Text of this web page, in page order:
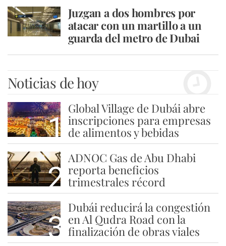
Juzgan a dos hombres por
atacar con un martillo a un
guarda del metro de Dubai
Noticias de hoy
1
Global Village de Dubái abre
inscripciones para empresas
de alimentos y bebidas
2
ADNOC Gas de Abu Dhabi
reporta beneficios
trimestrales récord
3
Dubái reducirá la congestión
en Al Qudra Road con la
finalización de obras viales